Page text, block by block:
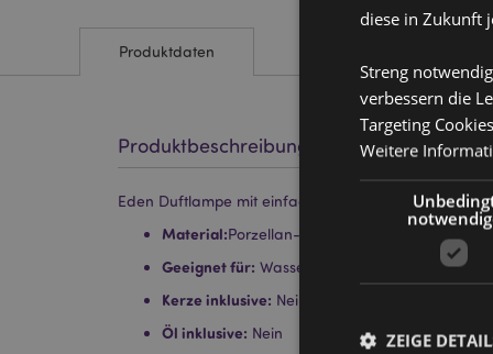
Produktdaten
Produktbeschreibung
Eden Duftlampe mit einfachem Blumen-Motiv klein
Material:Porzellan-Schale (mittlere Temperatur)
Geeignet für: Wasser und Öl.
Kerze inklusive: Nein
Öl inklusive: Nein
diese in Zukunft
Streng
verbessern die
Targeting
Weitere
ZEIGE